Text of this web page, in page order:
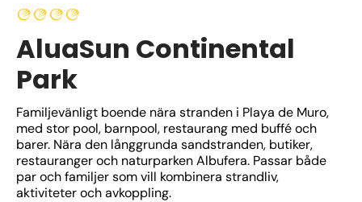
AluaSun Continental
Park
Familjevänligt boende nära stranden i Playa de Muro,
med stor pool, barnpool, restaurang med buffé och
barer. Nära den långgrunda sandstranden, butiker,
restauranger och naturparken Albufera. Passar både
par och familjer som vill kombinera strandliv,
aktiviteter och avkoppling.